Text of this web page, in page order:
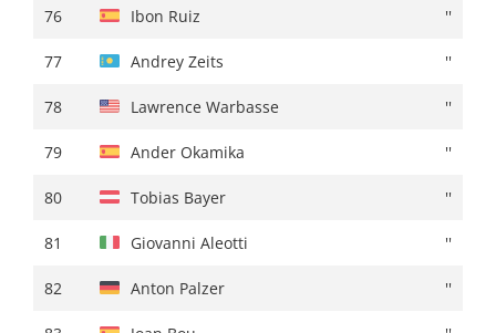
76 Ibon Ruiz ''
77 Andrey Zeits ''
78 Lawrence Warbasse ''
79 Ander Okamika ''
80 Tobias Bayer ''
81 Giovanni Aleotti ''
82 Anton Palzer ''
76 Lawson Craddock + 57:31
77 Jonathan Caicedo + 58:46
78 Amanuel Gebreigzabhier + 59:05
79 Gonzalo Serrano + 59:39
80 Andrey Amador + 59:42
81 Txomin Juaristi + 01:00:17
82 Gijs Leemreize + 01:00:54